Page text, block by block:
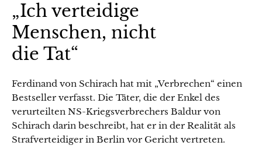
„Ich verteidige
Menschen, nicht
die Tat“
Ferdinand von Schirach hat mit „Verbrechen“ einen
Bestseller verfasst. Die Täter, die der Enkel des
verurteilten NS-Kriegsverbrechers Baldur von
Schirach darin beschreibt, hat er in der Realität als
Strafverteidiger in Berlin vor Gericht vertreten.